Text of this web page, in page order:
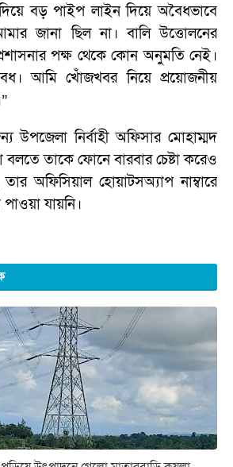
বড় পাইপ লাইন দিয়ে অবৈধভাবে
জানা ছিল না। বালি উত্তোলনের
পক্ষ থেকে কোন অনুমতি নেই।
আমি খোঁজখবর নিয়ে প্রয়োজনীয়
উপজেলা নির্বাহী অফিসার মোহাম্মদ
বলতে তাকে ফোনে বারবার চেষ্টা করেও
অফিসিয়াল হোয়াটসঅ্যাপ নাম্বারে
যায়নি।